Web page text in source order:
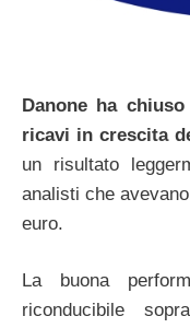
Danone ha
ricavi in crescita
un risultato
analisti che
euro.
La buona
riconducibile